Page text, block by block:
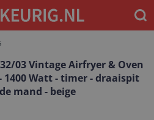
03 Vintage Airfryer & Oven
1400 Watt - timer - draaispit
mand - beige